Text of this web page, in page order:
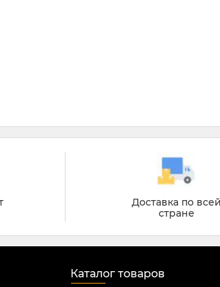
Доставка по
стране
Каталог товаров